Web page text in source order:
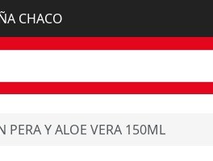
CHACO
PERA Y ALOE VERA 150ML